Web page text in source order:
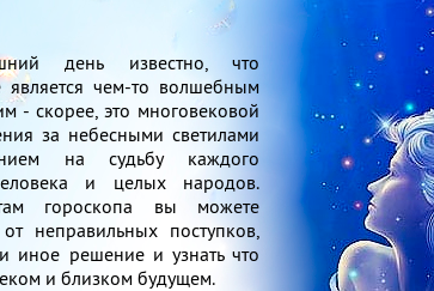
день известно, что
является чем-то волшебным
- скорее, это многовековой
за небесными светилами
на судьбу каждого
и целых народов.
гороскопа вы можете
неправильных поступков,
иное решение и узнать что
и близком будущем.